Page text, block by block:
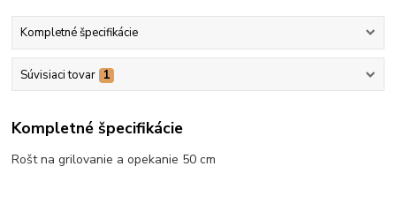
Kompletné špecifikácie
Súvisiaci tovar 1
Kompletné špecifikácie
Rošt na grilovanie a opekanie 50 cm